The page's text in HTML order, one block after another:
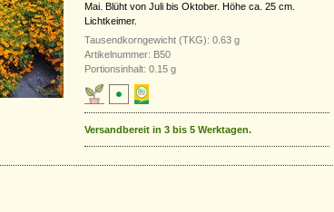
Mai. Blüht von Juli bis Oktober. Höhe ca. 25 cm.
Lichtkeimer.
Tausendkorngewicht (TKG): 0.63 g
Artikelnummer: B50
Portionsinhalt: 0.15 g
Versandbereit in 3 bis 5 Werktagen.